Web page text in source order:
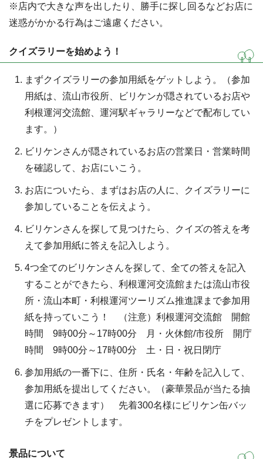
※店内で大きな声を出したり、勝手に探し回るなどお店に
迷惑がかかる行為はご遠慮ください。
クイズラリーを始めよう！
まずクイズラリーの参加用紙をゲットしよう。（参加
用紙は、流山市役所、ビリケンが隠されているお店や
利根運河交流館、運河駅ギャラリーなどで配布してい
ます。）
ビリケンさんが隠されているお店の営業日・営業時間
を確認して、お店にいこう。
お店についたら、まずはお店の人に、クイズラリーに
参加していることを伝えよう。
ビリケンさんを探して見つけたら、クイズの答えを考
えて参加用紙に答えを記入しよう。
4つ全てのビリケンさんを探して、全ての答えを記入
することができたら、利根運河交流館または流山市役
所・流山本町・利根運河ツーリズム推進課まで参加用
紙を持っていこう！ （注意）利根運河交流館 開館
時間 9時00分～17時00分 月・火休館/市役所 開庁
時間 9時00分～17時00分 土・日・祝日閉庁
参加用紙の一番下に、住所・氏名・年齢を記入して、
参加用紙を提出してください。（豪華景品が当たる抽
選に応募できます） 先着300名様にビリケン缶バッ
チをプレゼントします。
景品について